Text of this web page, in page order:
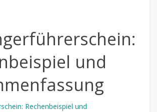
und
Rechenbeispiel und